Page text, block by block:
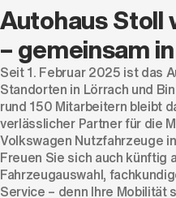
Autohaus Stoll
– gemeinsam
Seit 1. Februar 2025 ist das
Standorten in Lörrach und
rund 150 Mitarbeitern bleibt
verlässlicher Partner für die
Volkswagen Nutzfahrzeuge
Freuen Sie sich auch künftig
Fahrzeugauswahl,
Service – denn Ihre Mobilität